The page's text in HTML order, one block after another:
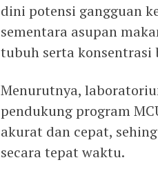
dini potensi gangguan
sementara asupan
tubuh serta konsentrasi
Menurutnya,
pendukung program
akurat dan cepat,
secara tepat waktu.